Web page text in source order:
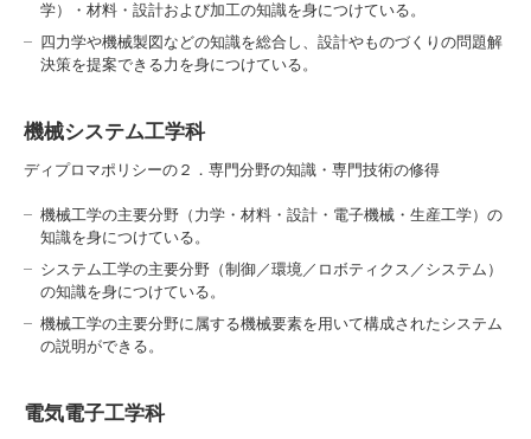
6. 寄付・ご支援
学）・材料・設計および加工の知識を身につけている。
四力学や機械製図などの知識を総合し、設計やものづくりの問題解
決策を提案できる力を身につけている。
機械システム工学科
ディプロマポリシーの２．専門分野の知識・専門技術の修得
機械工学の主要分野（力学・材料・設計・電子機械・生産工学）の
知識を身につけている。
システム工学の主要分野（制御／環境／ロボティクス／システム）
の知識を身につけている。
機械工学の主要分野に属する機械要素を用いて構成されたシステム
の説明ができる。
電気電子工学科